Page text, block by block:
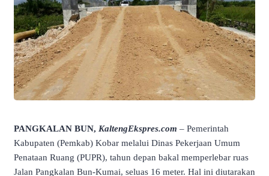
PANGKALAN BUN, KaltengEkspres.com – Pemerintah
Kabupaten (Pemkab) Kobar melalui Dinas Pekerjaan Umum
Penataan Ruang (PUPR), tahun depan bakal memperlebar ruas
Jalan Pangkalan Bun-Kumai, seluas 16 meter. Hal ini diutarakan